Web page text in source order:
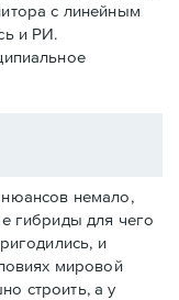
с линейным
и РИ.
немало,
гибриды для чего
и
мировой
строить, а у